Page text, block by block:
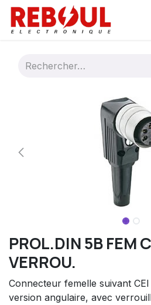
Se rendre au contenu
PROL.DIN 5B FEM
VERROU.
Connecteur femelle suivant
version angulaire, avec